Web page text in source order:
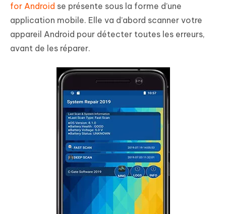
for Android se présente sous la forme d’une
application mobile. Elle va d’abord scanner votre
appareil Android pour détecter toutes les erreurs,
avant de les réparer.